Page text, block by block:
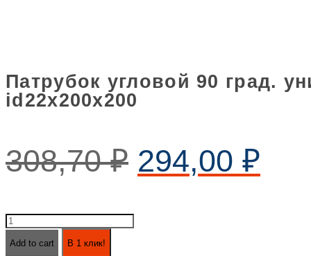
Патрубок угловой 90 град.
id22х200х200
308,70₽ 294,00 ₽
Патрубок
Add to cart В 1 клик!